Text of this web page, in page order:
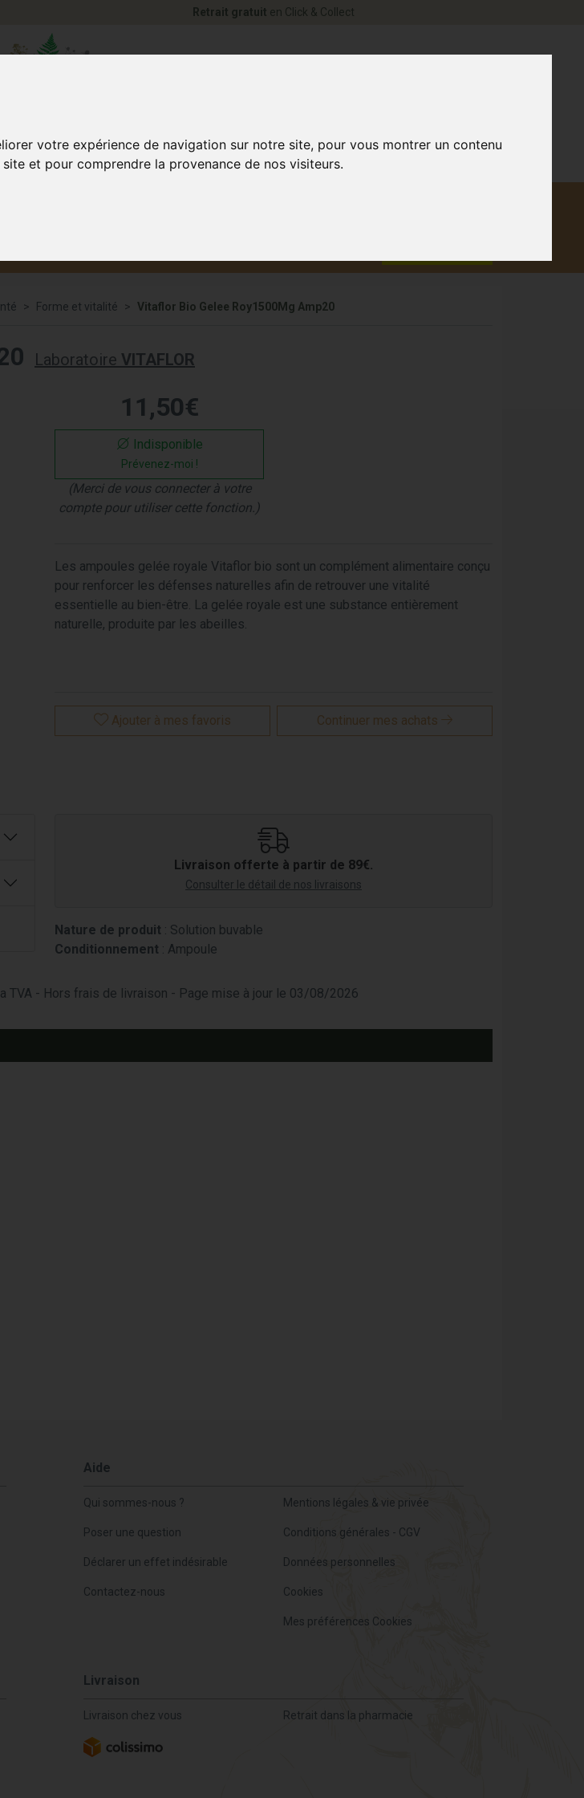
votre expérience de navigation sur notre site, pour vous montrer un contenu
et pour comprendre la provenance de nos visiteurs.
Retrait gratuit en Click & Collect
Forme et vitalité Vitaflor Bio Gelee Roy1500Mg Amp20
Laboratoire VITAFLOR
11 ,50€
Indisponible
Prévenez-moi !
(Merci de vous connecter à votre
compte pour utiliser cette fonction.)
Les ampoules gelée royale Vitaflor bio sont un complément alimentaire conçu
pour renforcer les défenses naturelles afin de retrouver une vitalité
essentielle au bien-être. La gelée royale est une substance entièrement
naturelle, produite par les abeilles.
Ajouter à mes favoris Continuer mes achats
Livraison offerte à partir de 89€.
Consulter le détail de nos livraisons
Nature de produit : Solution buvable
Conditionnement : Ampoule
TVA - Hors frais de livraison - Page mise à jour le 03/08/2026
Aide
Qui sommes-nous ?
Poser une question
Déclarer un effet indésirable
Contactez-nous
Mentions légales & vie privée
Conditions générales - CGV
Données personnelles
Cookies
Mes préférences Cookies
Livraison
Livraison chez vous Retrait dans la pharmacie